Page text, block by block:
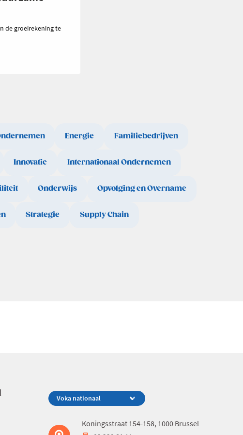
de groeirekening te
Energie Familiebedrijven
Innovatie Internationaal Ondernemen
Onderwijs Opvolging en Overname
Strategie Supply Chain
Koningsstraat 154-158, 1000 Brussel